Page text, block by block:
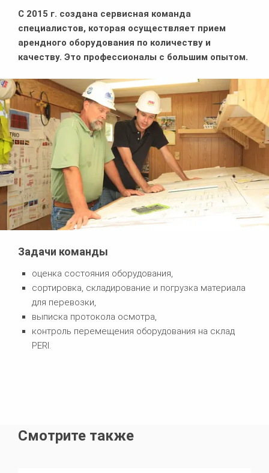
С 2015 г. создана сервисная команда
специалистов, которая осуществляет прием
арендного оборудования по количеству и
качеству. Это профессионалы с большим опытом.
Задачи команды
оценка состояния оборудования,
сортировка, складирование и погрузка материала
для перевозки,
выписка протокола осмотра,
контроль перемещения оборудования на склад
PERI.
Смотрите также